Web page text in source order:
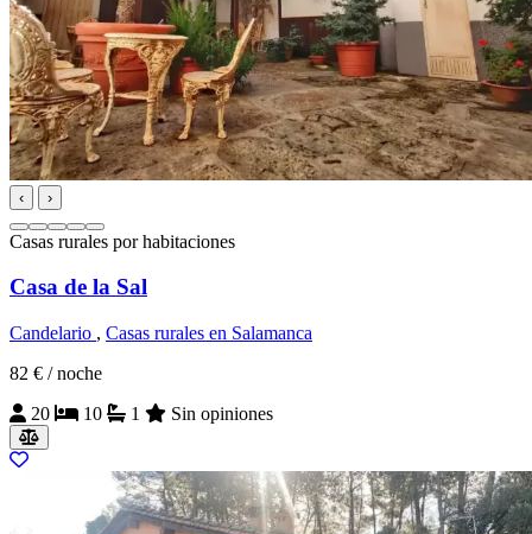
‹ ›
Casas rurales por habitaciones
Casa de la Sal
Candelario , Casas rurales en Salamanca
82 € / noche
20
10 1 Sin opiniones